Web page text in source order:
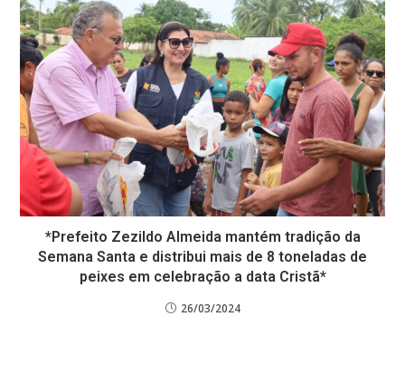
*Prefeito Zezildo Almeida mantém tradição da
Semana Santa e distribui mais de 8 toneladas de
peixes em celebração a data Cristã*
26/03/2024